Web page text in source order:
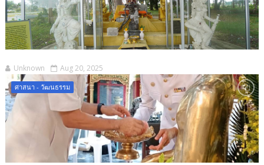
Unknown Aug 20, 2025
ศาสนา - วัฒนธรรม